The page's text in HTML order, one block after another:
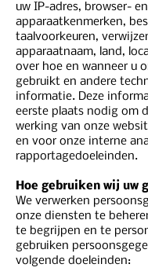
uw IP-adres, browser- en
apparaatkenmerken,
taalvoorkeuren,
apparaatnaam, land,
over hoe en wanneer u
gebruikt en andere
informatie. Deze
eerste plaats nodig om
werking van onze
en voor onze interne
rapportagedoeleinden.
Hoe gebruiken wij uw
We verwerken
onze diensten te
te begrijpen en te
gebruiken
volgende doeleinden: